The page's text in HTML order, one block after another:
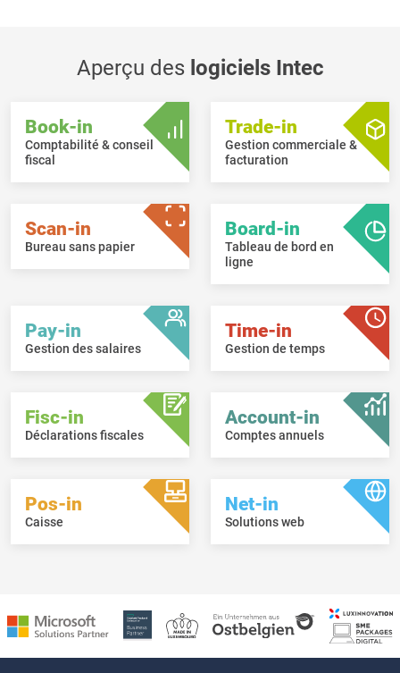
Aperçu des logiciels Intec
Book-in
Comptabilité & conseil
fiscal
Trade-in
Gestion commerciale &
facturation
Scan-in
Bureau sans papier
Board-in
Tableau de bord en
ligne
Pay-in
Gestion des salaires
Time-in
Gestion de temps
Fisc-in
Déclarations fiscales
Account-in
Comptes annuels
Pos-in
Caisse
Net-in
Solutions web